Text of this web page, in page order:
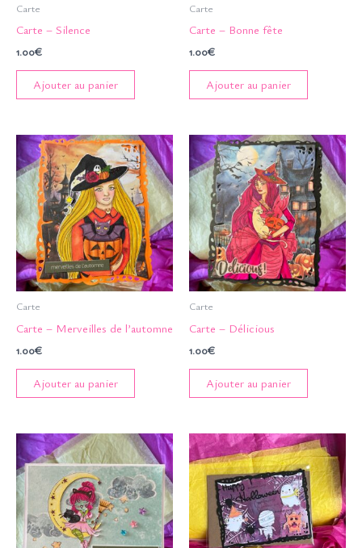
Carte
Carte – Silence
1.00€
Ajouter au panier
Carte
Carte – Bonne fête
1.00€
Ajouter au panier
Carte
Carte – Merveilles de l’automne
1.00€
Ajouter au panier
Carte
Carte – Délicious
1.00€
Ajouter au panier